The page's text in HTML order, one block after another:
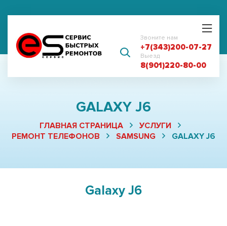
Звоните нам
+7(343)200-07-27
Выезд
8(901)220-80-00
GALAXY J6
ГЛАВНАЯ СТРАНИЦА
УСЛУГИ
РЕМОНТ ТЕЛЕФОНОВ
SAMSUNG GALAXY J6
Galaxy J6